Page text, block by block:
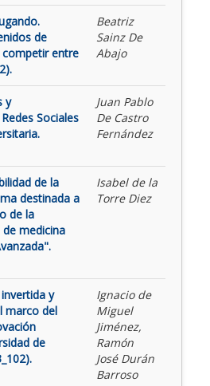
de
entre
Beatriz
Sainz De
Abajo
y
Sociales
Juan Pablo
De Castro
Fernández
de la
destinada a
de la
medicina
Isabel de la
Torre Diez
y
marco del
de
Ignacio de
Miguel
Jiménez,
Ramón
José Durán
Barroso